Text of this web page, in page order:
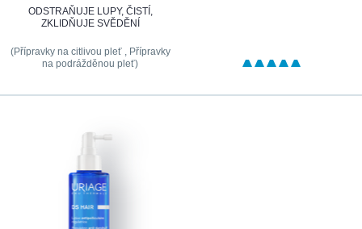
ODSTRAŇUJE LUPY, ČISTÍ,
ZKLIDŇUJE SVĚDĚNÍ
(Přípravky na citlivou pleť , Přípravky
na podrážděnou pleť)